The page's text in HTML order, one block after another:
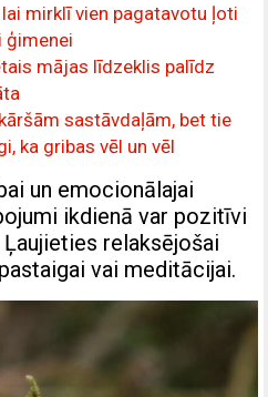
mirklī vien pagatavotu ļoti
ģimenei
mājas līdzeklis palīdz
sastāvdaļām, bet tie
ka gribas vēl un vēl
un emocionālajai
ikdienā var pozitīvi
relaksējošai
vai meditācijai.